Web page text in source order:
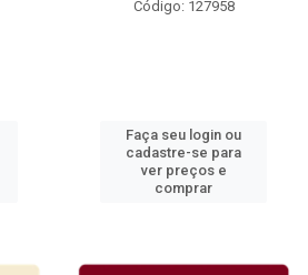
Código: 127958
Faça seu login ou
cadastre-se para
ver preços e
comprar